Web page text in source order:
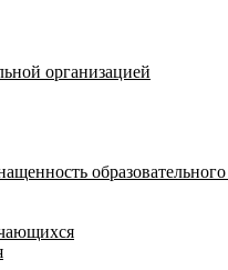
организацией